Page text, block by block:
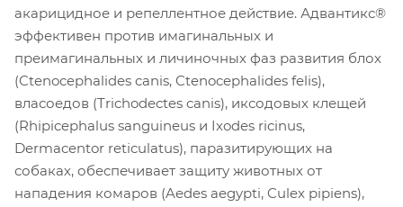
акарицидное и репеллентное действие. Адвантикс®
эффективен против имагинальных и
преимагинальных и личиночных фаз развития блох
(Ctenocephalides canis, Ctenocephalides felis),
власоедов (Trichodectes canis), иксодовых клещей
(Rhipicephalus sanguineus и Ixodes ricinus,
Dermacentor reticulatus), паразитирующих на
собаках, обеспечивает защиту животных от
нападения комаров (Aedes aegypti, Culex pipiens),